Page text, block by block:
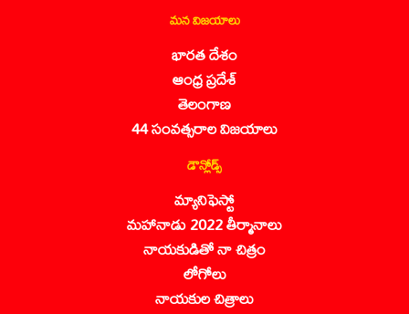
మన విజయాలు
భారత దేశం
ఆంధ్ర ప్రదేశ్
తెలంగాణ
44 సంవత్సరాల విజయాలు
డౌన్లోడ్స్
మ్యానిఫెస్టో
మహానాడు 2022 తీర్మానాలు
నాయకుడితో నా చిత్రం
లోగోలు
నాయకుల చిత్రాలు